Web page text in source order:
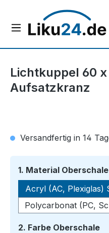
Zum Hauptinhalt springen
Lichtkuppel 60
Aufsatzkranz
Versandfertig in 14
1. Material Oberschale
Acryl (AC, Plexiglas)
Polycarbonat (PC,
2. Farbe Oberschale